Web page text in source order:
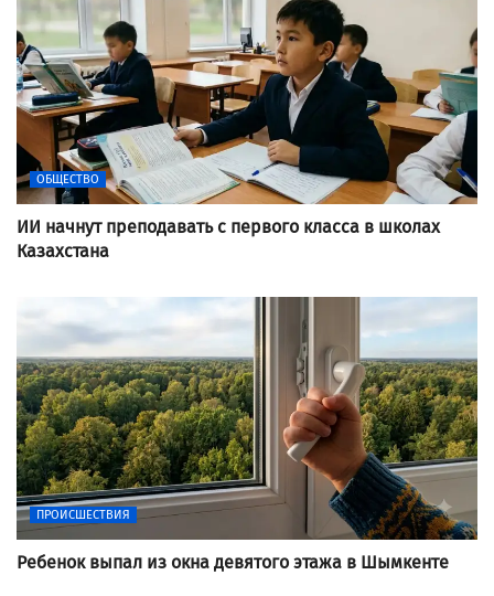
ОБЩЕСТВО
ИИ начнут преподавать с первого класса в школах
Казахстана
ПРОИСШЕСТВИЯ
Ребенок выпал из окна девятого этажа в Шымкенте